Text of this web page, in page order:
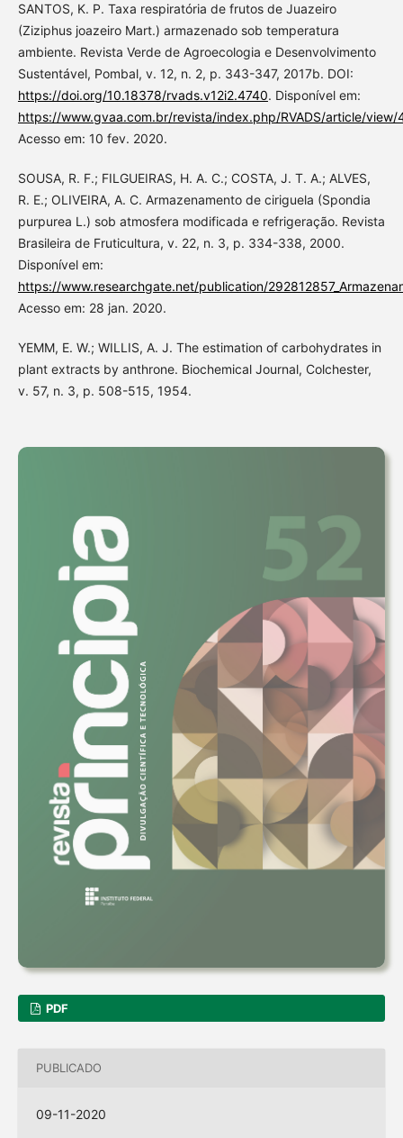
SANTOS, K. P. Taxa respiratória de frutos de Juazeiro
(Ziziphus joazeiro Mart.) armazenado sob temperatura
ambiente. Revista Verde de Agroecologia e Desenvolvimento
Sustentável, Pombal, v. 12, n. 2, p. 343-347, 2017b. DOI:
https://doi.org/10.18378/rvads.v12i2.4740. Disponível em:
https://www.gvaa.com.br/revista/index.php/RVADS/article/view/
Acesso em: 10 fev. 2020.
SOUSA, R. F.; FILGUEIRAS, H. A. C.; COSTA, J. T. A.; ALVES,
R. E.; OLIVEIRA, A. C. Armazenamento de ciriguela (Spondia
purpurea L.) sob atmosfera modificada e refrigeração. Revista
Brasileira de Fruticultura, v. 22, n. 3, p. 334-338, 2000.
Disponível em:
https://www.researchgate.net/publication/
Acesso em: 28 jan. 2020.
YEMM, E. W.; WILLIS, A. J. The estimation of carbohydrates in
plant extracts by anthrone. Biochemical Journal, Colchester,
v. 57, n. 3, p. 508-515, 1954.
PDF
PUBLICADO
09-11-2020